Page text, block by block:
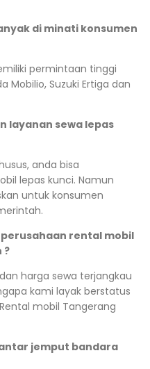
di minati konsumen
permintaan tinggi
Mobilio, Suzuki Ertiga dan
layanan sewa lepas
anda bisa
lepas kunci. Namun
untuk konsumen
rental mobil
?
harga sewa terjangkau
kami layak berstatus
mobil Tangerang
jemput bandara